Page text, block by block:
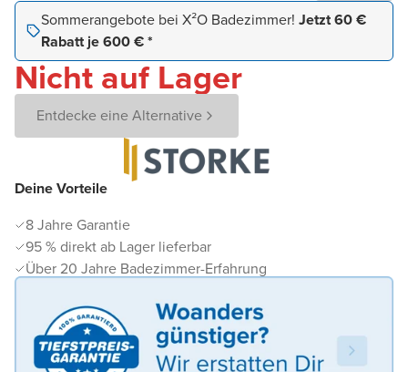
Deine Vorteile
8 Jahre Garantie
95 % direkt ab Lager lieferbar
Über 20 Jahre Badezimmer-Erfahrung
Sommerangebote bei X²O Badezimmer! Jetzt 60 €
Rabatt je 600 € *
Nicht auf Lager
Entdecke eine Alternative